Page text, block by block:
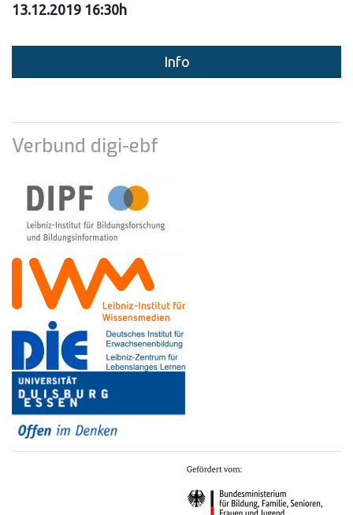
13.12.2019 16:30h
Info
Verbund digi-ebf